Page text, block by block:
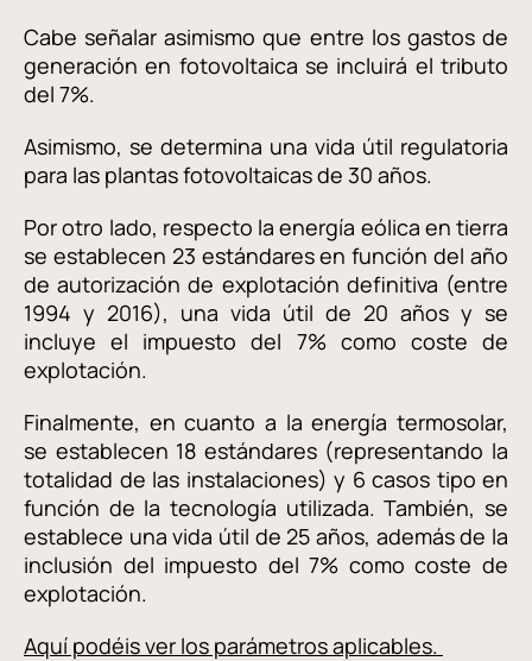
Cabe señalar asimismo que entre los gastos de
generación en fotovoltaica se incluirá el tributo
del 7%.
Asimismo, se determina una vida útil regulatoria
para las plantas fotovoltaicas de 30 años.
Por otro lado, respecto la energía eólica en tierra
se establecen 23 estándares en función del año
de autorización de explotación definitiva (entre
1994 y 2016), una vida útil de 20 años y se
incluye el impuesto del 7% como coste de
explotación.
Finalmente, en cuanto a la energía termosolar,
se establecen 18 estándares (representando la
totalidad de las instalaciones) y 6 casos tipo en
función de la tecnología utilizada. También, se
establece una vida útil de 25 años, además de la
inclusión del impuesto del 7% como coste de
explotación.
Aquí podéis ver los parámetros aplicables.